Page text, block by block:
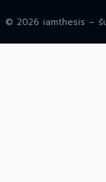
© 2026 iamthesis – รั